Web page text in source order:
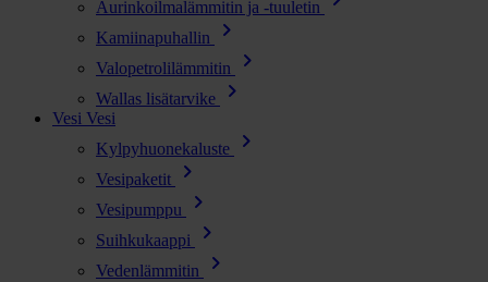
Aurinkoilmalämmitin ja -tuuletin
Kamiinapuhallin chevron_right
Valopetrolilämmitin chevron_right
Wallas lisätarvike chevron_right
Vesi Vesi
Kylpyhuonekaluste
chevron_right
Vesipaketit chevron_right
Vesipumppu chevron_right
Suihkukaappi chevron_right
Vedenlämmitin chevron_right